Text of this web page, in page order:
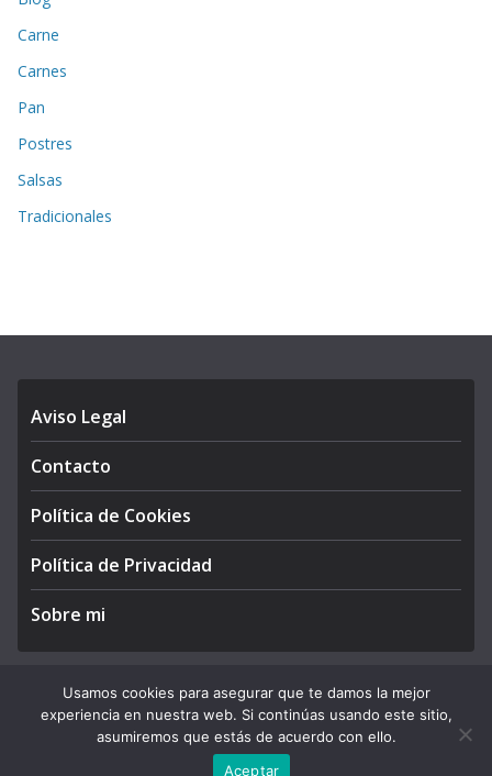
Carne
Carnes
Pan
Postres
Salsas
Tradicionales
Aviso Legal
Contacto
Política de Cookies
Política de Privacidad
Sobre mi
Copyright © 2026APEGA Perú. All rights reserved.
by ThemeGrill. Powered by
Usamos cookies para asegurar que te damos la mejor
experiencia en nuestra web. Si continúas usando este sitio,
asumiremos que estás de acuerdo con ello.
Aceptar